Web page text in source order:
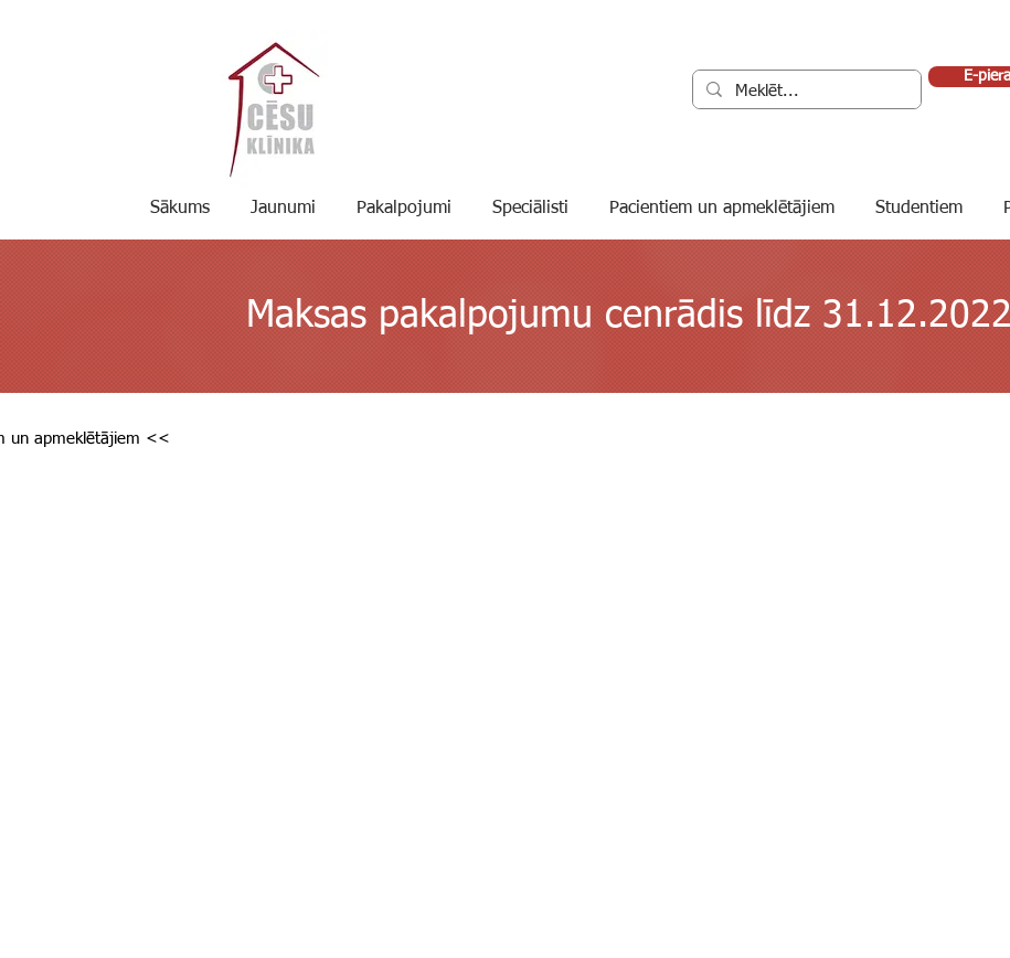
E-
Sākums Jaunumi Pakalpojumi Speciālisti Pacientiem un apmeklētājiem Studentiem
Maksas pakalpojumu cenrādis līdz 31.12.2022
un apmeklētājiem <<